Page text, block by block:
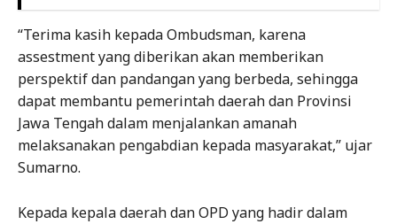
“Terima kasih kepada Ombudsman, karena
assestment yang diberikan akan memberikan
perspektif dan pandangan yang berbeda, sehingga
dapat membantu pemerintah daerah dan Provinsi
Jawa Tengah dalam menjalankan amanah
melaksanakan pengabdian kepada masyarakat,” ujar
Sumarno.
Kepada kepala daerah dan OPD yang hadir dalam